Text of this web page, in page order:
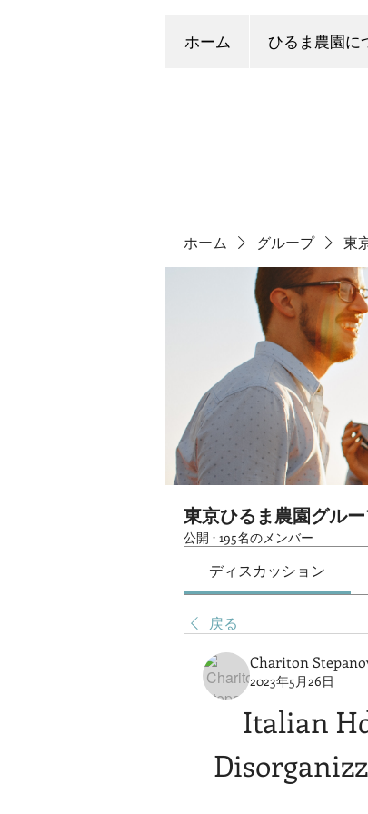
ホーム ひるま農園に
ホーム グループ 東
東京ひるま農園グル
公開 · 195名のメンバー
ディスカッション
戻る
Chariton
2023年5月26日
Italian